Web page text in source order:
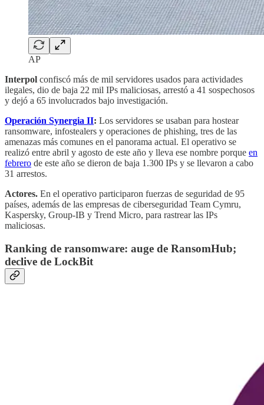
AP
Interpol confiscó más de mil servidores usados para actividades
ilegales, dio de baja 22 mil IPs maliciosas, arrestó a 41 sospechosos
y dejó a 65 involucrados bajo investigación.
Operación Synergia II: Los servidores se usaban para hostear
ransomware, infostealers y operaciones de phishing, tres de las
amenazas más comunes en el panorama actual. El operativo se
realizó entre abril y agosto de este año y lleva ese nombre porque en
febrero de este año se dieron de baja 1.300 IPs y se llevaron a cabo
31 arrestos.
Actores. En el operativo participaron fuerzas de seguridad de 95
países, además de las empresas de ciberseguridad Team Cymru,
Kaspersky, Group-IB y Trend Micro, para rastrear las IPs
maliciosas.
Ranking de ransomware: auge de RansomHub;
declive de LockBit